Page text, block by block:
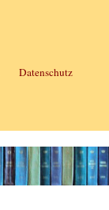
Datenschutz